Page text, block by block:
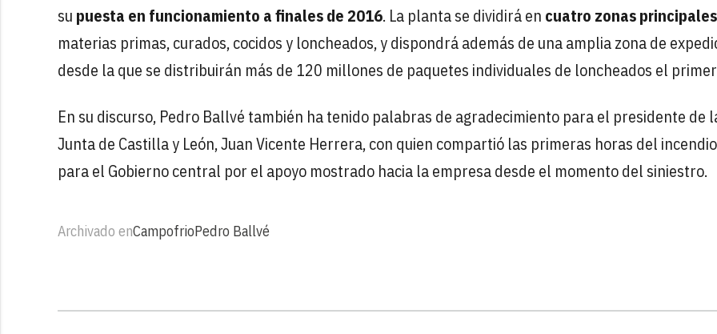
su puesta en funcionamiento a finales de 2016. La planta se dividirá en cuatro zonas principales
materias primas, curados, cocidos y loncheados, y dispondrá además de una amplia zona de
desde la que se distribuirán más de 120 millones de paquetes individuales de loncheados el
En su discurso, Pedro Ballvé también ha tenido palabras de agradecimiento para el presidente de
Junta de Castilla y León, Juan Vicente Herrera, con quien compartió las primeras horas del
para el Gobierno central por el apoyo mostrado hacia la empresa desde el momento del siniestro.
Archivado enCampofrioPedro Ballvé